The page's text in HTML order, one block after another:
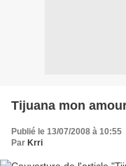
Tijuana mon
Publié le 13/07/2008 à 10:55
Par Krri